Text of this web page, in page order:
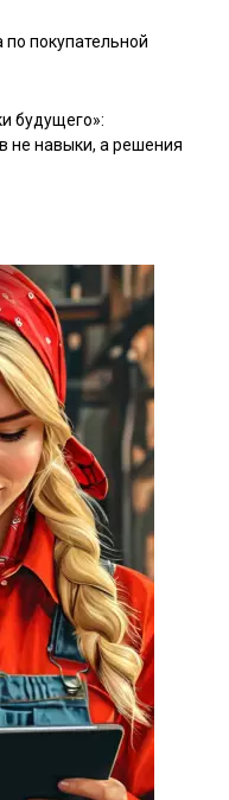
покупательной
будущего»:
не навыки, а решения